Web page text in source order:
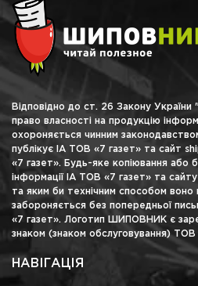
Відповідно до ст. 26 Закону України
право власності на продукцію
охороняється чинним
публікує ІА ТОВ «7 газет» та сайт
«7 газет». Будь-яке копіювання або
інформації ІА ТОВ «7 газет» та
та яким би технічним способом воно
забороняється без попередньої
«7 газет». Логотип ШИПОВНИК є
знаком (знаком обслуговування) ТОВ
НАВІГАЦІЯ